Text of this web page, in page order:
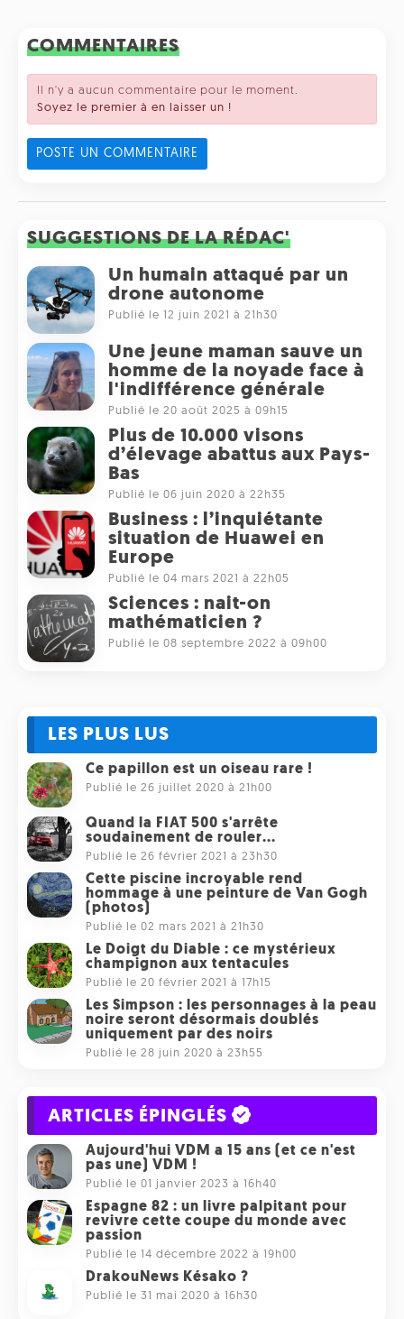
COMMENTAIRES
Il n'y a aucun commentaire pour le moment.
Soyez le premier à en laisser un !
POSTE UN COMMENTAIRE
SUGGESTIONS DE LA RÉDAC'
Un humain attaqué par un
drone autonome
Publié le 12 juin 2021 à 21h30
Une jeune maman sauve un
homme de la noyade face à
l'indifférence générale
Publié le 20 août 2025 à 09h15
Plus de 10.000 visons
d’élevage abattus aux Pays-
Bas
Publié le 06 juin 2020 à 22h35
Business : l’inquiétante
situation de Huawei en
Europe
Publié le 04 mars 2021 à 22h05
Sciences : nait-on
mathématicien ?
Publié le 08 septembre 2022 à 09h00
LES PLUS LUS
Ce papillon est un oiseau rare !
Publié le 26 juillet 2020 à 21h00
Quand la FIAT 500 s'arrête
soudainement de rouler...
Publié le 26 février 2021 à 23h30
Cette piscine incroyable rend
hommage à une peinture de Van Gogh
(photos)
Publié le 02 mars 2021 à 21h30
Le Doigt du Diable : ce mystérieux
champignon aux tentacules
Publié le 20 février 2021 à 17h15
Les Simpson : les personnages à la peau
noire seront désormais doublés
uniquement par des noirs
Publié le 28 juin 2020 à 23h55
ARTICLES ÉPINGLÉS
Aujourd'hui VDM a 15 ans (et ce n'est
pas une) VDM !
Publié le 01 janvier 2023 à 16h40
Espagne 82 : un livre palpitant pour
revivre cette coupe du monde avec
passion
Publié le 14 décembre 2022 à 19h00
DrakouNews Késako ?
Publié le 31 mai 2020 à 16h30